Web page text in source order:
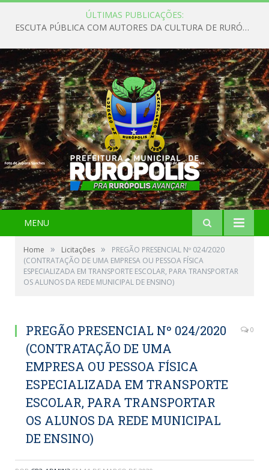
ÚLTIMAS PUBLICAÇÕES:
ESCUTA PÚBLICA COM AUTORES DA CULTURA DE RURÓPOLIS
MENU
Home » Licitações »
PREGÃO PRESENCIAL Nº 024/2020
(CONTRATAÇÃO DE UMA EMPRESA OU PESSOA FÍSICA
ESPECIALIZADA EM TRANSPORTE ESCOLAR, PARA TRANSPORTAR
OS ALUNOS DA REDE MUNICIPAL DE ENSINO)
PREGÃO PRESENCIAL Nº 024/2020
(CONTRATAÇÃO DE UMA
EMPRESA OU PESSOA FÍSICA
ESPECIALIZADA EM TRANSPORTE
ESCOLAR, PARA TRANSPORTAR
OS ALUNOS DA REDE MUNICIPAL
DE ENSINO)
0